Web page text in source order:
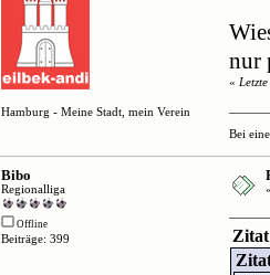
Hamburg - Meine Stadt, mein Verein
nur
«
Bei
Bibo
Regionalliga
Offline
Beiträge: 399
Zitat